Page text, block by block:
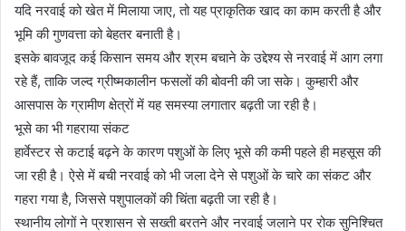
यदि नरवाई को खेत में मिलाया जाए, तो यह प्राकृतिक खाद का काम करती है और
भूमि की गुणवत्ता को बेहतर बनाती है।
इसके बावजूद कई किसान समय और श्रम बचाने के उद्देश्य से नरवाई में आग लगा
रहे हैं, ताकि जल्द ग्रीष्मकालीन फसलों की बोवनी की जा सके। कुम्हारी और
आसपास के ग्रामीण क्षेत्रों में यह समस्या लगातार बढ़ती जा रही है।
भूसे का भी गहराया संकट
हार्वेस्टर से कटाई बढ़ने के कारण पशुओं के लिए भूसे की कमी पहले ही महसूस की
जा रही है। ऐसे में बची नरवाई को भी जला देने से पशुओं के चारे का संकट और
गहरा गया है, जिससे पशुपालकों की चिंता बढ़ती जा रही है।
स्थानीय लोगों ने प्रशासन से सख्ती बरतने और नरवाई जलाने पर रोक सुनिश्चित